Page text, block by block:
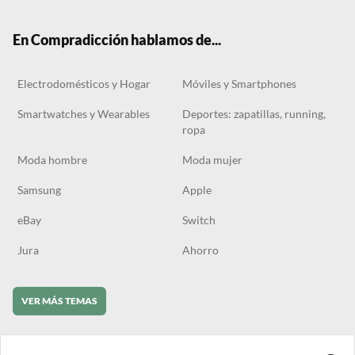
En Compradicción hablamos de...
Electrodomésticos y Hogar Móviles y Smartphones
Smartwatches y Wearables
Deportes: zapatillas, running,
ropa
Moda hombre Moda mujer
Samsung Apple
eBay Switch
Jura Ahorro
VER MÁS TEMAS